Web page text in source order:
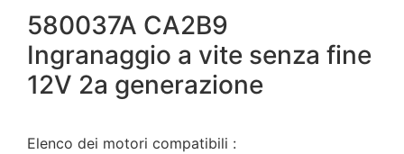
580037A CA2B9
Ingranaggio a vite senza fine
12V 2a generazione
Elenco dei motori compatibili :